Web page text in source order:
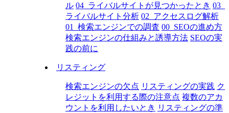
ル 04_ライバルサイトが見つかったとき 03_
ライバルサイト分析 02_アクセスログ解析
01_検索エンジンでの調査 00_SEOの進め方
検索エンジンの仕組みと誘導方法 SEOの実
践の前に
リスティング
検索エンジンの欠点 リスティングの実践 ク
レジットを利用する際の注意点 複数のアカ
ウントを利用したいとき リスティングの準